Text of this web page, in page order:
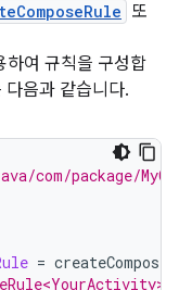
또
하여 규칙을 구성합
음과 같습니다.
package/
=